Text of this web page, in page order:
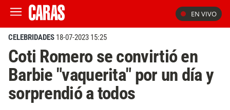
EN VIVO
CELEBRIDADES 18-07-2023 15:25
Coti Romero se convirtió en
Barbie "vaquerita" por un día y
sorprendió a todos